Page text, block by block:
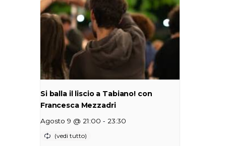
Si balla il liscio a Tabiano! con
Francesca Mezzadri
Agosto 9 @ 21:00 - 23:30